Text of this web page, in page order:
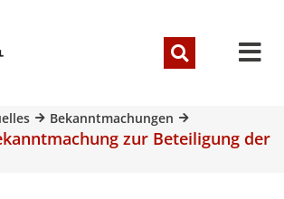
Bekanntmachungen
zur Beteiligung der